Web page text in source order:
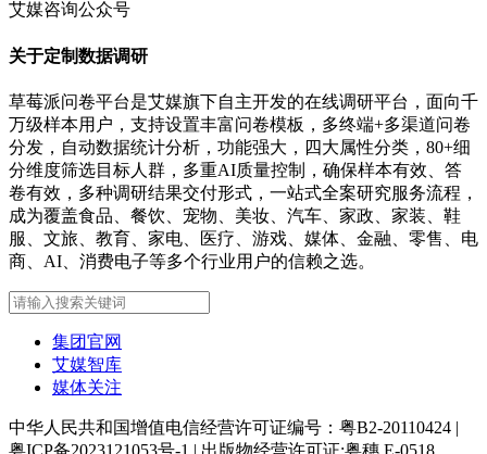
艾媒咨询公众号
关于定制数据调研
草莓派问卷平台是艾媒旗下自主开发的在线调研平台，面向千
万级样本用户，支持设置丰富问卷模板，多终端+多渠道问卷
分发，自动数据统计分析，功能强大，四大属性分类，80+细
分维度筛选目标人群，多重AI质量控制，确保样本有效、答
卷有效，多种调研结果交付形式，一站式全案研究服务流程，
成为覆盖食品、餐饮、宠物、美妆、汽车、家政、家装、鞋
服、文旅、教育、家电、医疗、游戏、媒体、金融、零售、电
商、AI、消费电子等多个行业用户的信赖之选。
集团官网
艾媒智库
媒体关注
中华人民共和国增值电信经营许可证编号：粤B2-20110424 |
粤ICP备2023121053号-1 | 出版物经营许可证:粤穗 E-0518